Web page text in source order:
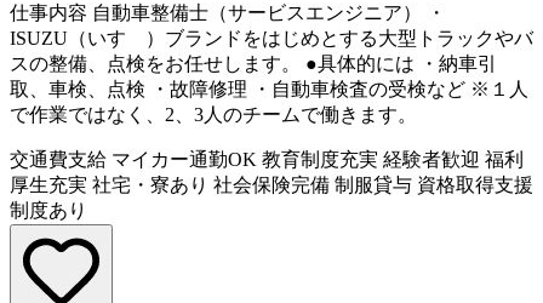
仕事内容 自動車整備士（サービスエンジニア） ・
ISUZU（いすゞ）ブランドをはじめとする大型トラックやバ
スの整備、点検をお任せします。 ●具体的には ・納車引
取、車検、点検 ・故障修理 ・自動車検査の受検など ※１人
で作業ではなく、2、3人のチームで働きます。
交通費支給 マイカー通勤OK 教育制度充実 経験者歓迎 福利
厚生充実 社宅・寮あり 社会保険完備 制服貸与 資格取得支援
制度あり